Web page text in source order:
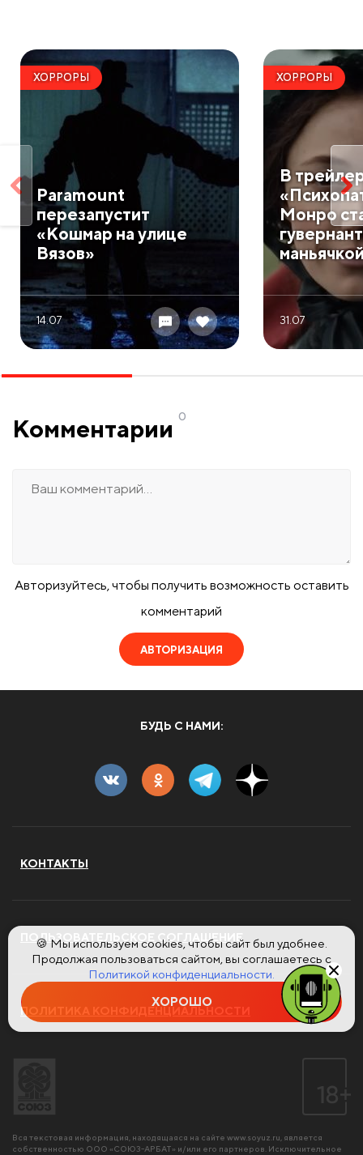
ХОРРОРЫ
Paramount
перезапустит
«Кошмар на улице
Вязов»
14.07
ХОРРОРЫ
В
Монро
31.07
Комментарии 0
Авторизуйтесь, чтобы получить возможность оставить
комментарий
АВТОРИЗАЦИЯ
БУДЬ С НАМИ:
КОНТАКТЫ
ПОЛЬЗОВАТЕЛЬСКОЕ СОГЛАШЕНИЕ
ПОЛИТИКА КОНФИДЕНЦИАЛЬНОСТИ
Вся текстовая информация, находящаяся на сайте www.soyuz.ru, является
собственностью ООО «СОЮЗ-АРБАТ» и/или его партнеров. Исключительное
🍪 Мы используем cookies, чтобы сайт был удобнее.
Продолжая пользоваться сайтом, вы соглашаетесь с
Политикой конфиденциальности.
ХОРОШО